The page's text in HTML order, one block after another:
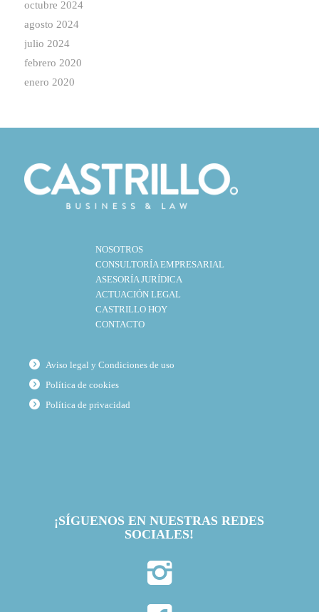
octubre 2024
agosto 2024
julio 2024
febrero 2020
enero 2020
NOSOTROS
CONSULTORÍA EMPRESARIAL
ASESORÍA JURÍDICA
ACTUACIÓN LEGAL
CASTRILLO HOY
CONTACTO
Aviso legal y Condiciones de uso
Política de cookies
Política de privacidad
¡SÍGUENOS EN NUESTRAS REDES
SOCIALES!